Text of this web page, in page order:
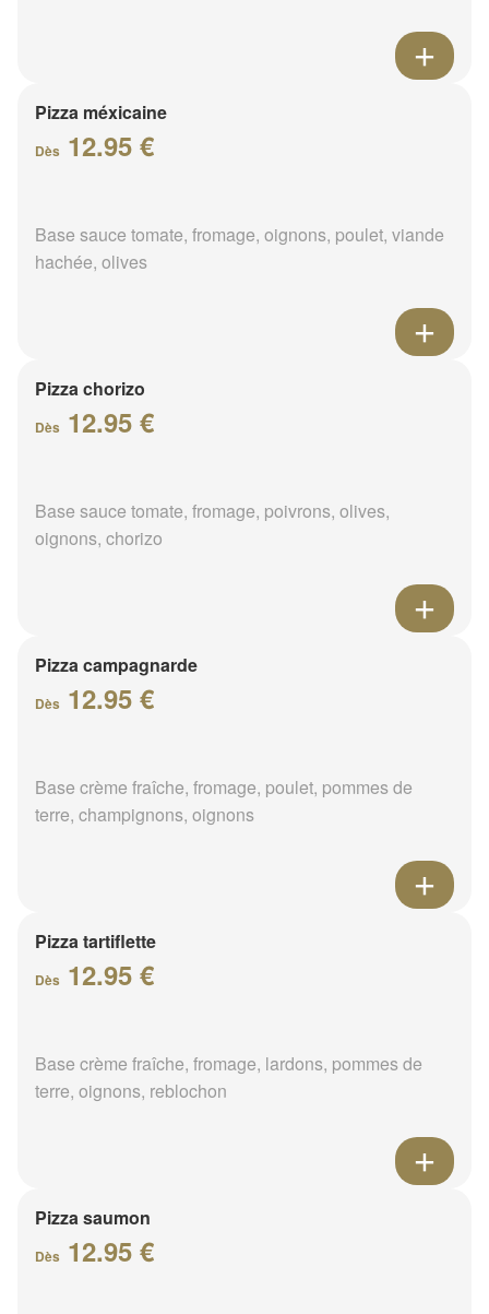
Pizza méxicaine
Dès 12.95 €
Base sauce tomate, fromage, oignons, poulet, viande
hachée, olives
Pizza chorizo
Dès 12.95 €
Base sauce tomate, fromage, poivrons, olives,
oignons, chorizo
Pizza campagnarde
Dès 12.95 €
Base crème fraîche, fromage, poulet, pommes de
terre, champignons, oignons
Pizza tartiflette
Dès 12.95 €
Base crème fraîche, fromage, lardons, pommes de
terre, oignons, reblochon
Pizza saumon
Dès 12.95 €